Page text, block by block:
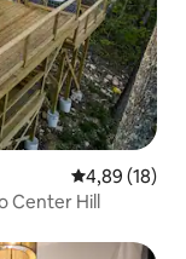
Classificação
4,89 (18)
Center Hill